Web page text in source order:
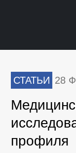
СТАТЬИ 28
профиля